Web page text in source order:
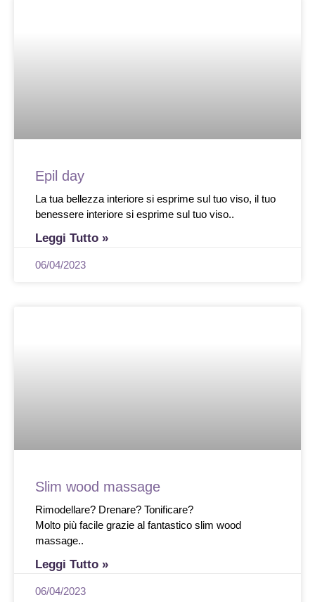
Epil day
La tua bellezza interiore si esprime sul tuo viso, il tuo
benessere interiore si esprime sul tuo viso..
Leggi Tutto »
06/04/2023
Slim wood massage
Rimodellare? Drenare? Tonificare?
Molto più facile grazie al fantastico slim wood
massage..
Leggi Tutto »
06/04/2023